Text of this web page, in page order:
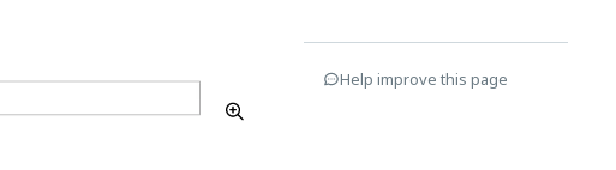
Help improve this page